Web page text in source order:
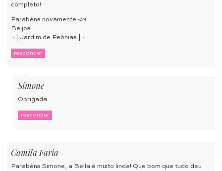
completo!
Parabéns novamente <3
Beijos
·| Jardim de Peônias |·
responder
Simone
Obrigada
responder
Camila Faria
Parabéns Simone, a Bella é muito linda! Que bom que tudo deu